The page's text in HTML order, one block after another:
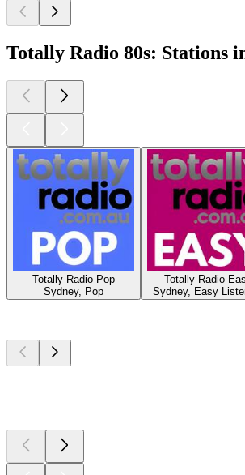
Totally Radio 80s: Stations
Totally Radio Pop
Sydney, Pop
Totally Radio
Sydney, Easy